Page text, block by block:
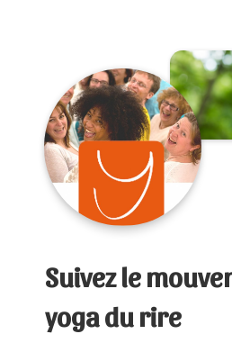
Suivez le
yoga du rire